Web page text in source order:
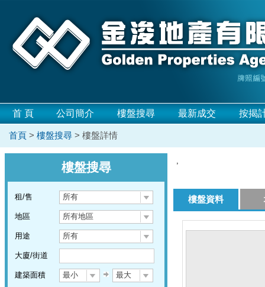
首 頁 公司簡介 樓盤搜尋 最新成交 按揭
首頁 > 樓盤搜尋 > 樓盤詳情
樓盤搜尋
租/售 所有
地區 所有地區
用途 所有
大廈/街道
建築面積 最小 最大
,
樓盤資料